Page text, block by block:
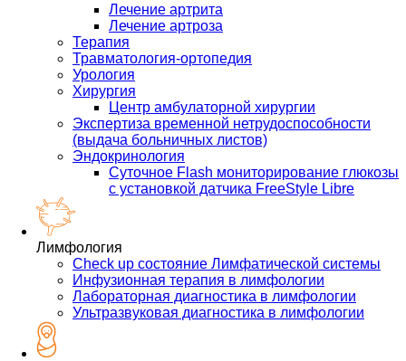
Лечение артрита
Лечение артроза
Терапия
Травматология-ортопедия
Урология
Хирургия
Центр амбулаторной хирургии
Экспертиза временной нетрудоспособности
(выдача больничных листов)
Эндокринология
Суточное Flash мониторирование глюкозы
с установкой датчика FreeStyle Libre
Лимфология
Check up состояние Лимфатической системы
Инфузионная терапия в лимфологии
Лабораторная диагностика в лимфологии
Ультразвуковая диагностика в лимфологии